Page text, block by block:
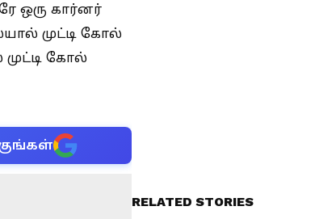
ஒரு கார்னர்
முட்டி கோல்
கோல்
RELATED STORIES